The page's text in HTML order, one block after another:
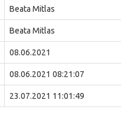
Beata Mitlas
Beata Mitlas
08.06.2021
08.06.2021 08:21:07
23.07.2021 11:01:49